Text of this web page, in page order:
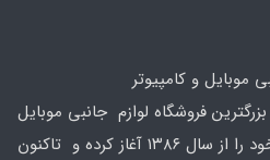
و کامپیوتر
بزرگترین فروشگاه لوازم جانبی موبایل
و کامپیوتر در محدوده که کار خود را از سال ۱۳۸۶ آغاز کرده و تاکنون